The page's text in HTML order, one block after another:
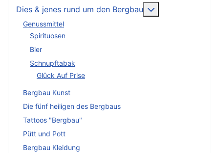
Dies & jenes rund um den Bergbau
Genussmittel
Spirituosen
Bier
Schnupftabak
Glück Auf Prise
Bergbau Kunst
Die fünf heiligen des Bergbaus
Tattoos "Bergbau"
Pütt und Pott
Bergbau Kleidung